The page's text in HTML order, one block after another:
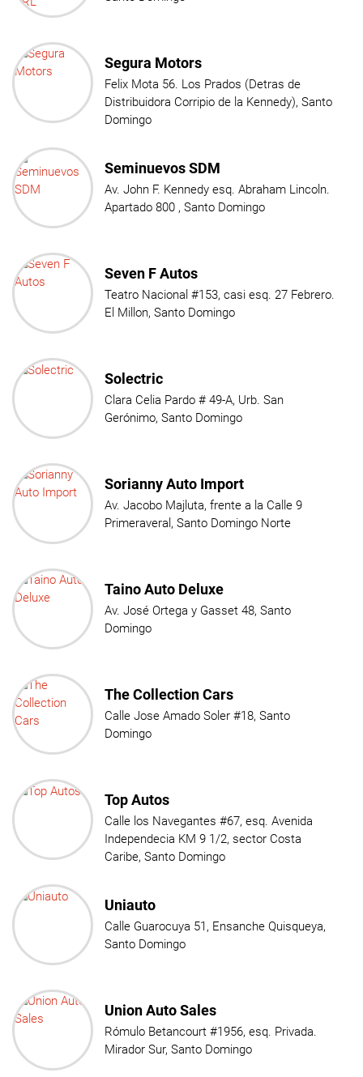
Segura Motors
Felix Mota 56. Los Prados (Detras de
Distribuidora Corripio de la Kennedy), Santo
Domingo
Seminuevos SDM
Av. John F. Kennedy esq. Abraham Lincoln.
Apartado 800 , Santo Domingo
Seven F Autos
Teatro Nacional #153, casi esq. 27 Febrero.
El Millon, Santo Domingo
Solectric
Clara Celia Pardo # 49-A, Urb. San
Gerónimo, Santo Domingo
Sorianny Auto Import
Av. Jacobo Majluta, frente a la Calle 9
Primeraveral, Santo Domingo Norte
Taino Auto Deluxe
Av. José Ortega y Gasset 48, Santo
Domingo
The Collection Cars
Calle Jose Amado Soler #18, Santo
Domingo
Top Autos
Calle los Navegantes #67, esq. Avenida
Independecia KM 9 1/2, sector Costa
Caribe, Santo Domingo
Uniauto
Calle Guarocuya 51, Ensanche Quisqueya,
Santo Domingo
Union Auto Sales
Rómulo Betancourt #1956, esq. Privada.
Mirador Sur, Santo Domingo